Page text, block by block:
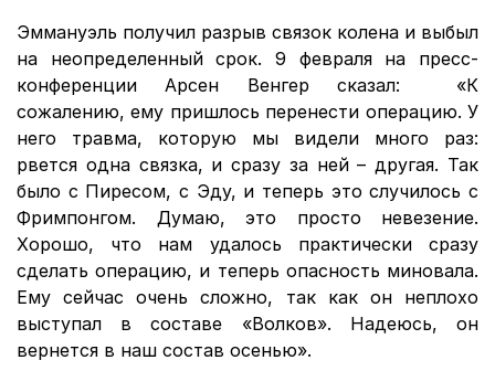
Эммануэль получил разрыв связок колена и выбыл
на неопределенный срок. 9 февраля на пресс-
конференции Арсен Венгер сказал: «К
сожалению, ему пришлось перенести операцию. У
него травма, которую мы видели много раз:
рвется одна связка, и сразу за ней – другая. Так
было с Пиресом, с Эду, и теперь это случилось с
Фримпонгом. Думаю, это просто невезение.
Хорошо, что нам удалось практически сразу
сделать операцию, и теперь опасность миновала.
Ему сейчас очень сложно, так как он неплохо
выступал в составе «Волков». Надеюсь, он
вернется в наш состав осенью».